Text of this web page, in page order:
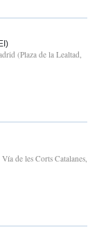
(Plaza de la Lealtad,
de les Corts Catalanes,